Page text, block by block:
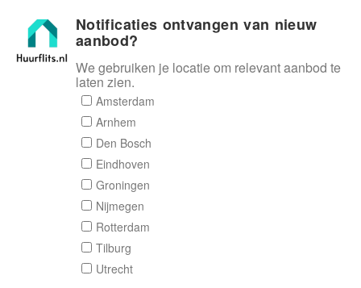
Huurflits
Notificaties ontvangen van nieuw
aanbod?
We gebruiken je locatie om relevant aanbod te
laten zien.
Amsterdam
Arnhem
Den Bosch
Eindhoven
Groningen
Nijmegen
Rotterdam
Tilburg
Utrecht